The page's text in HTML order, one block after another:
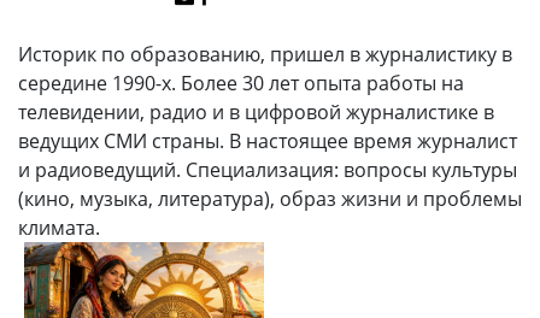
Историк по образованию, пришел в журналистику в
середине 1990-х. Более 30 лет опыта работы на
телевидении, радио и в цифровой журналистике в
ведущих СМИ страны. В настоящее время журналист
и радиоведущий. Специализация: вопросы культуры
(кино, музыка, литература), образ жизни и проблемы
климата.